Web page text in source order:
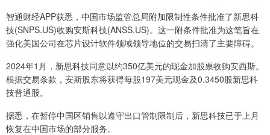
智通财经APP获悉，中国市场监管总局附加限制性条件批准了新思科
技(SNPS.US)收购安斯科技(ANSS.US)。这一附条件批准为这笔旨在
强化美国公司在芯片设计软件领域领导地位的交易扫清了主要障碍。
2024年1月，新思科技同意以约350亿美元的现金加股票收购安西斯。
根据交易条款，安斯股东将获得每股197美元现金及0.3450股新思科
技普通股。
据悉，在暂停中国区销售以遵守出口管制限制后，新思科技已于上月
恢复在中国市场的部分服务。